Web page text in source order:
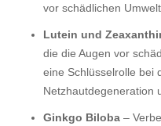
vor schädlichen
Lutein und
die die Augen vor
eine Schlüsselrolle bei
Netzhautdegeneration
Ginkgo Biloba –